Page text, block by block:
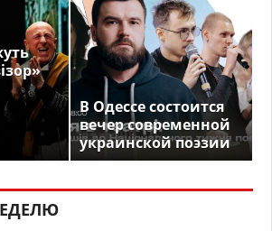
В Одессе состоится
вечер современной
украинской поэзии